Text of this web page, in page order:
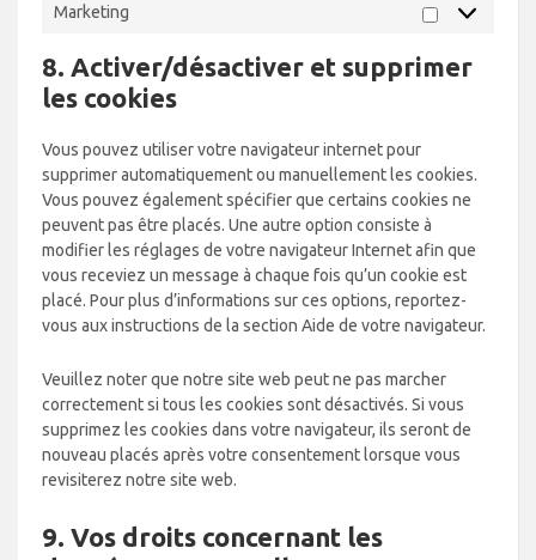
Marketing
Marketing
8. Activer/désactiver et supprimer
les cookies
Vous pouvez utiliser votre navigateur internet pour
supprimer automatiquement ou manuellement les cookies.
Vous pouvez également spécifier que certains cookies ne
peuvent pas être placés. Une autre option consiste à
modifier les réglages de votre navigateur Internet afin que
vous receviez un message à chaque fois qu’un cookie est
placé. Pour plus d’informations sur ces options, reportez-
vous aux instructions de la section Aide de votre navigateur.
Veuillez noter que notre site web peut ne pas marcher
correctement si tous les cookies sont désactivés. Si vous
supprimez les cookies dans votre navigateur, ils seront de
nouveau placés après votre consentement lorsque vous
revisiterez notre site web.
9. Vos droits concernant les